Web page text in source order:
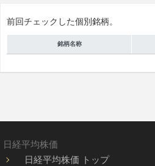
前回チェックした個別銘柄。
銘柄名称
日経平均株価
日経平均株価 トップ